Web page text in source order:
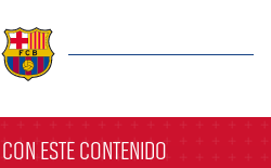
CON ESTE CONTENIDO